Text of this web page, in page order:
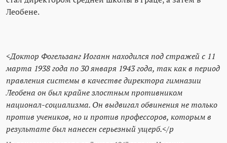
Леобене.
<Доктор Фогельзанг Иоганн находился под стражей с 11
марта 1938 года по 30 января 1943 года, так как в период
правления системы в качестве директора гимназии
Леобена он был крайне злостным противником
национал-социализма. Он выдвигал обвинения не только
против учеников, но и против профессоров, которым в
результате был нанесен серьезный ущерб.</p